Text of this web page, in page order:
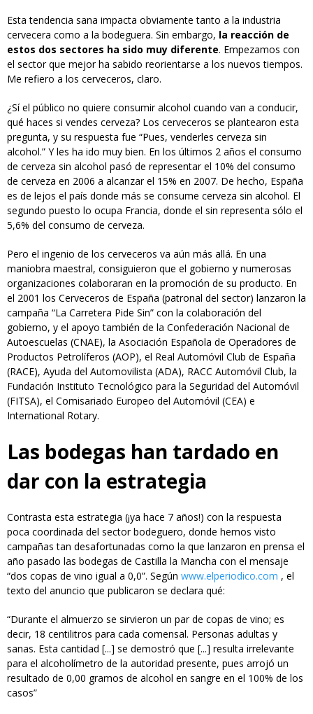
Esta tendencia sana impacta obviamente tanto a la industria
cervecera como a la bodeguera. Sin embargo, la reacción de
estos dos sectores ha sido muy diferente. Empezamos con
el sector que mejor ha sabido reorientarse a los nuevos tiempos.
Me refiero a los cerveceros, claro.
¿Sí el público no quiere consumir alcohol cuando van a conducir,
qué haces si vendes cerveza? Los cerveceros se plantearon esta
pregunta, y su respuesta fue “Pues, venderles cerveza sin
alcohol.” Y les ha ido muy bien. En los últimos 2 años el consumo
de cerveza sin alcohol pasó de representar el 10% del consumo
de cerveza en 2006 a alcanzar el 15% en 2007. De hecho, España
es de lejos el país donde más se consume cerveza sin alcohol. El
segundo puesto lo ocupa Francia, donde el sin representa sólo el
5,6% del consumo de cerveza.
Pero el ingenio de los cerveceros va aún más allá. En una
maniobra maestral, consiguieron que el gobierno y numerosas
organizaciones colaboraran en la promoción de su producto. En
el 2001 los Cerveceros de España (patronal del sector) lanzaron la
campaña “La Carretera Pide Sin” con la colaboración del
gobierno, y el apoyo también de la Confederación Nacional de
Autoescuelas (CNAE), la Asociación Española de Operadores de
Productos Petrolíferos (AOP), el Real Automóvil Club de España
(RACE), Ayuda del Automovilista (ADA), RACC Automóvil Club, la
Fundación Instituto Tecnológico para la Seguridad del Automóvil
(FITSA), el Comisariado Europeo del Automóvil (CEA) e
International Rotary.
Las bodegas han tardado en
dar con la estrategia
Contrasta esta estrategia (¡ya hace 7 años!) con la respuesta
poca coordinada del sector bodeguero, donde hemos visto
campañas tan desafortunadas como la que lanzaron en prensa el
año pasado las bodegas de Castilla la Mancha con el mensaje
“dos copas de vino igual a 0,0”. Según www.elperiodico.com , el
texto del anuncio que publicaron se declara qué:
“Durante el almuerzo se sirvieron un par de copas de vino; es
decir, 18 centilitros para cada comensal. Personas adultas y
sanas. Esta cantidad [...] se demostró que [...] resulta irrelevante
para el alcoholímetro de la autoridad presente, pues arrojó un
resultado de 0,00 gramos de alcohol en sangre en el 100% de los
casos”